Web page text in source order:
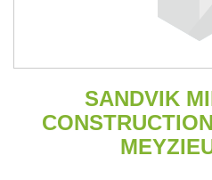
SANDVIK